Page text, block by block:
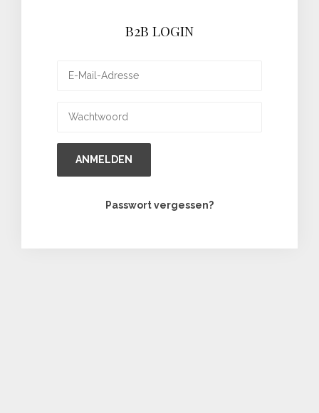
B2B LOGIN
ANMELDEN
Passwort vergessen?